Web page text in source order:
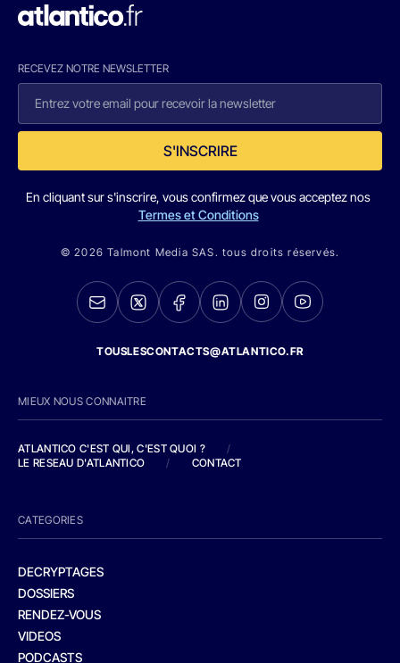
RECEVEZ NOTRE NEWSLETTER
S'INSCRIRE
En cliquant sur s'inscrire, vous confirmez que vous acceptez nos
Termes et Conditions
© 2026 Talmont Media SAS. tous droits réservés.
TOUSLESCONTACTS@ATLANTICO.FR
MIEUX NOUS CONNAITRE
ATLANTICO C'EST QUI, C'EST QUOI ?
/
LE RESEAU D'ATLANTICO
/ CONTACT
CATEGORIES
DECRYPTAGES
DOSSIERS
RENDEZ-VOUS
VIDEOS
PODCASTS